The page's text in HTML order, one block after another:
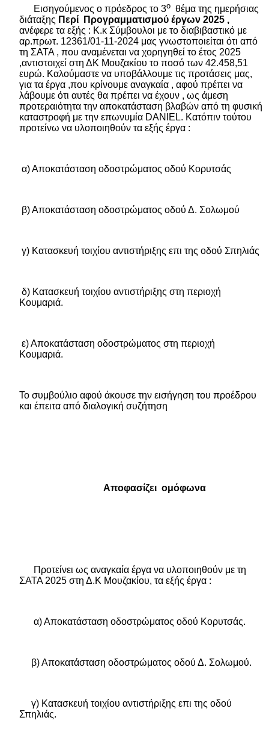
Εισηγούμενος ο πρόεδρος το 3ο θέμα της ημερήσιας
διάταξης Περί Προγραμματισμού έργων 2025 ,
ανέφερε τα εξής : Κ.κ Σύμβουλοι με το διαβιβαστικό με
αρ.πρωτ. 12361/01-11-2024 μας γνωστοποιείται ότι από
τη ΣΑΤΑ , που αναμένεται να χορηγηθεί το έτος 2025
,αντιστοιχεί στη ΔΚ Μουζακίου το ποσό των 42.458,51
ευρώ. Καλούμαστε να υποβάλλουμε τις προτάσεις μας,
για τα έργα ,που κρίνουμε αναγκαία , αφού πρέπει να
λάβουμε ότι αυτές θα πρέπει να έχουν , ως άμεση
προτεραιότητα την αποκατάσταση βλαβών από τη φυσική
καταστροφή με την επωνυμία DANIEL. Κατόπιν τούτου
προτείνω να υλοποιηθούν τα εξής έργα :
α) Αποκατάσταση οδοστρώματος οδού Κορυτσάς
β) Αποκατάσταση οδοστρώματος οδού Δ. Σολωμού
γ) Κατασκευή τοιχίου αντιστήριξης επι της οδού Σπηλιάς
δ) Κατασκευή τοιχίου αντιστήριξης στη περιοχή
Κουμαριά.
ε) Αποκατάσταση οδοστρώματος στη περιοχή
Κουμαριά.
Το συμβούλιο αφού άκουσε την εισήγηση του προέδρου
και έπειτα από διαλογική συζήτηση
Αποφασίζει ομόφωνα
Προτείνει ως αναγκαία έργα να υλοποιηθούν με τη
ΣΑΤΑ 2025 στη Δ.Κ Μουζακίου, τα εξής έργα :
α) Αποκατάσταση οδοστρώματος οδού Κορυτσάς.
β) Αποκατάσταση οδοστρώματος οδού Δ. Σολωμού.
γ) Κατασκευή τοιχίου αντιστήριξης επι της οδού
Σπηλιάς.